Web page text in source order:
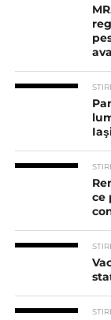
STIRI
STIRI
ce
STIRI
STIRI